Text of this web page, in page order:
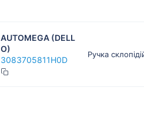
AUTOMEGA (DELL
O)
3083705811H0D
Ручка